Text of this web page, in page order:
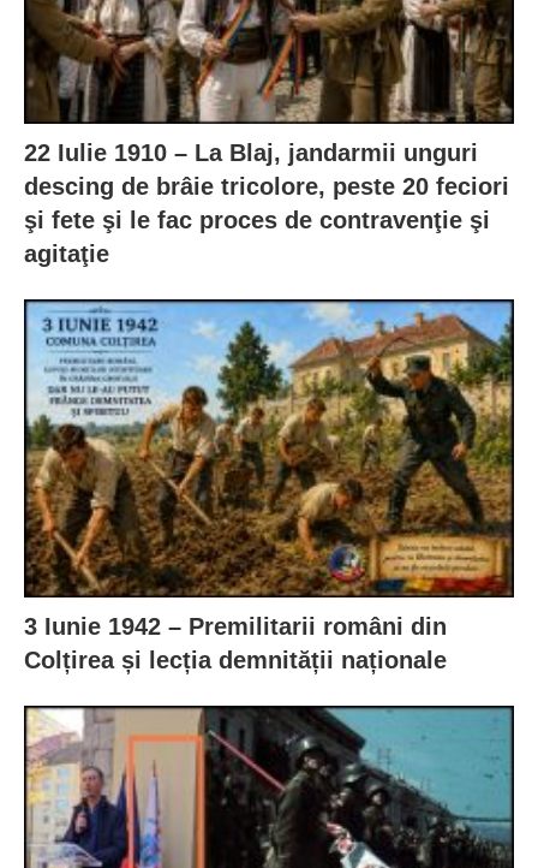
22 Iulie 1910 – La Blaj, jandarmii unguri
descing de brâie tricolore, peste 20 feciori
şi fete şi le fac proces de contravenţie şi
agitaţie
3 Iunie 1942 – Premilitarii români din
Colțirea și lecția demnității naționale